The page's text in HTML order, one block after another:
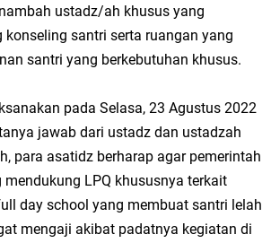
ustadz/ah khusus yang
santri serta ruangan yang
santri yang berkebutuhan khusus.
pada Selasa, 23 Agustus 2022
jawab dari ustadz dan ustadzah
para asatidz berharap agar pemerintah
LPQ khususnya terkait
day school yang membuat santri lelah
mengaji akibat padatnya kegiatan di